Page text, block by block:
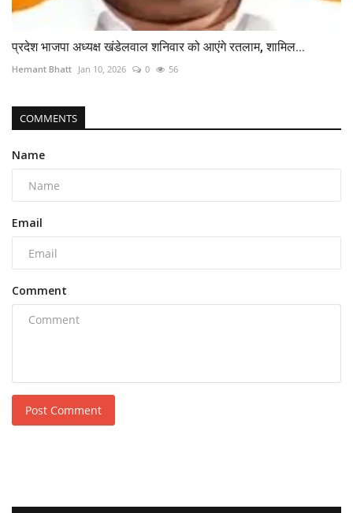
प्रदेश भाजपा अध्यक्ष खंडेलवाल शनिवार को आएंगे रतलाम, शामिल...
Hemant Bhatt Jan 10, 2026 0 56
COMMENTS
Name
Email
Comment
Post Comment